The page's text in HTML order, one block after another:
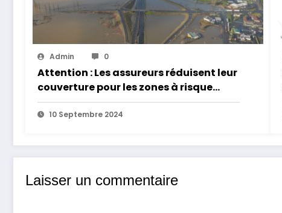
Admin 0
Attention : Les assureurs réduisent leur
couverture pour les zones à risque
d’inondation
10 Septembre 2024
Laisser un commentaire